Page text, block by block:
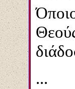
...